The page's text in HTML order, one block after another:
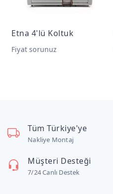
Etna 4'lü Koltuk
Fiyat sorunuz
Tüm Türkiye'ye
Nakliye Montaj
Müşteri Desteği
7/24 Canlı Destek